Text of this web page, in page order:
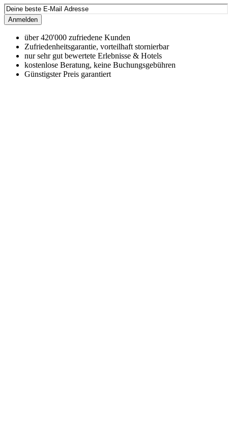
Anmelden
über 420'000 zufriedene Kunden
Zufriedenheitsgarantie, vorteilhaft stornierbar
nur sehr gut bewertete Erlebnisse & Hotels
kostenlose Beratung, keine Buchungsgebühren
Günstigster Preis garantiert